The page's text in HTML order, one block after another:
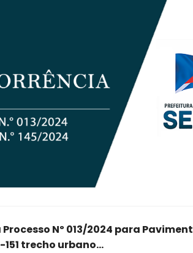
Nº 013/2024 para
trecho urbano...